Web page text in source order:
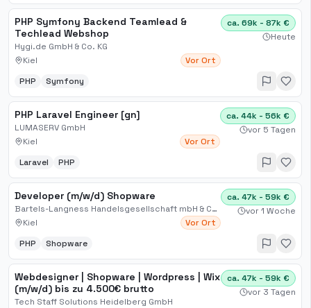
PHP Symfony Backend Teamlead &
Techlead Webshop
Hygi.de GmbH & Co. KG
Kiel
Vor Ort
ca. 69k - 87k €
Heute
PHP Symfony
PHP Laravel Engineer [gn]
LUMASERV GmbH
Kiel
Vor Ort
ca. 44k - 56k €
vor 5 Tagen
Laravel PHP
Developer (m/w/d) Shopware
Bartels-Langness Handelsgesellschaft mbH & Co. KG
Kiel
Vor Ort
ca. 47k - 59k €
vor 1 Woche
PHP Shopware
Webdesigner | Shopware | Wordpress | Wix
(m/w/d) bis zu 4.500€ brutto
Tech Staff Solutions Heidelberg GmbH
ca. 47k - 59k €
vor 3 Tagen